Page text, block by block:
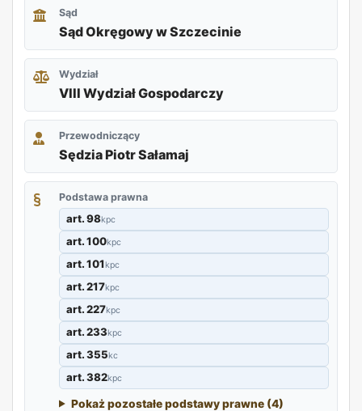
Sąd
Sąd Okręgowy w Szczecinie
Wydział
VIII Wydział Gospodarczy
Przewodniczący
Sędzia Piotr Sałamaj
Podstawa prawna
art. 98kpc
art. 100kpc
art. 101kpc
art. 217kpc
art. 227kpc
art. 233kpc
art. 355kc
art. 382kpc
Pokaż pozostałe podstawy prawne (4)